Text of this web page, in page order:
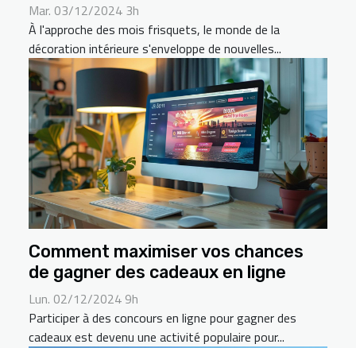
Mar. 03/12/2024 3h
À l'approche des mois frisquets, le monde de la
décoration intérieure s'enveloppe de nouvelles...
Comment maximiser vos chances
de gagner des cadeaux en ligne
Lun. 02/12/2024 9h
Participer à des concours en ligne pour gagner des
cadeaux est devenu une activité populaire pour...